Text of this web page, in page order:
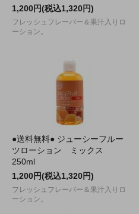
1,200円(税込1,320円)
フレッシュフレーバー＆果汁入りロ
ーション。
●送料無料● ジューシーフルー
ツローション ミックス
250ml
1,200円(税込1,320円)
フレッシュフレーバー＆果汁入りロ
ーション。